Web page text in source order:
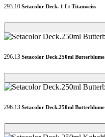
293.10 Setacolor Deck. 1 Lt Titanweiss
Loading...
Loading...
296.13 Setacolor Deck.250ml Butterblume
Loading...
Loading...
296.13 Setacolor Deck.250ml Butterblume
Loading...
Loading...